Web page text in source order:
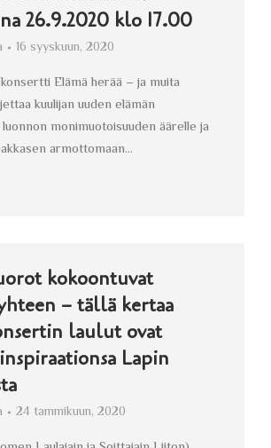
26.9.2020 klo 17.00
16 syyskuun, 2020
Elämä herää – ja muita
kuulijan uuden elämän
monimuotoisuuden äärelle ja
armottomaan…
kokoontuvat
– tällä kertaa
laulut ovat
Lapin
24 tammikuun, 2020